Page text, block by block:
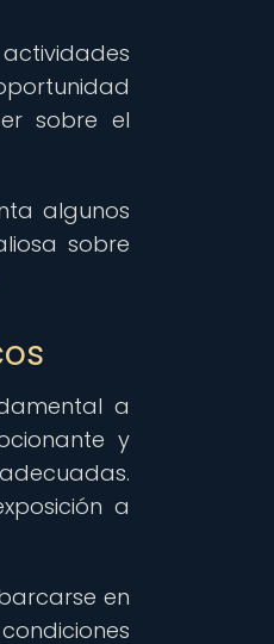
sobre el
algunos
sobre
a
y
a
en